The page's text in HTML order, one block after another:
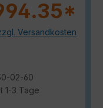
Versandkosten
02-60
1-3 Tage